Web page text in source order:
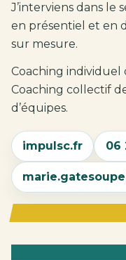
J’interviens dans le
en présentiel et en
sur mesure.
Coaching individuel
Coaching collectif
d’équipes.
impulsc.fr 06